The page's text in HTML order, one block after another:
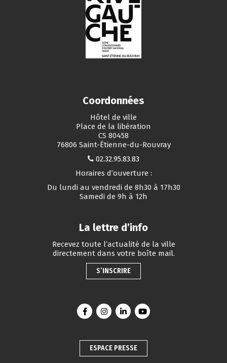
Coordonnées
Hôtel de ville
Place de la libération
CS 80458
76806 Saint-Étienne-du-Rouvray
02.32.95.83.83
Horaires d’ouverture :
Du lundi au vendredi de 8h30 à 17h30
Samedi de 9h à 12h
La lettre d’info
Recevez toute l’actualité de la ville
directement dans votre boîte mail.
S’INSCRIRE
Lien vers le compte Facebook
Lien vers le compte Instagram
Lien vers le compte Linkedin
Lien vers la chaîne
ESPACE PRESSE